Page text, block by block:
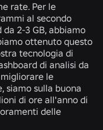
rate. Per le
al secondo
2-3 GB, abbiamo
ottenuto questo
tecnologia di
di analisi da
le
siamo sulla buona
di ore all'anno di
delle